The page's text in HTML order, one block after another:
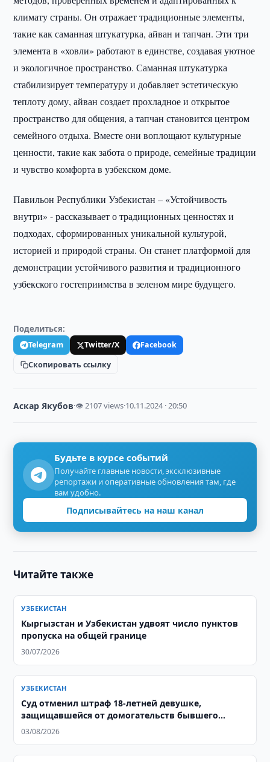
климату страны. Он отражает традиционные элементы,
такие как саманная штукатурка, айван и тапчан. Эти три
элемента в «ховли» работают в единстве, создавая уютное
и экологичное пространство. Саманная штукатурка
стабилизирует температуру и добавляет эстетическую
теплоту дому, айван создает прохладное и открытое
пространство для общения, а тапчан становится центром
семейного отдыха. Вместе они воплощают культурные
ценности, такие как забота о природе, семейные традиции
и чувство комфорта в узбекском доме.
Павильон Республики Узбекистан – «Устойчивость
внутри» - рассказывает о традиционных ценностях и
подходах, сформированных уникальной культурой,
историей и природой страны. Он станет платформой для
демонстрации устойчивого развития и традиционного
узбекского гостеприимства в зеленом мире будущего.
Поделиться:
Telegram Twitter/X
Facebook
Скопировать ссылку
Аскар Якубов·👁 2107 views·10.11.2024 · 20:50
Будьте в курсе событий
Получайте главные новости, эксклюзивные
репортажи и оперативные обновления там, где
вам удобно.
Подписывайтесь на наш канал
Читайте также
УЗБЕКИСТАН
Кыргызстан и Узбекистан удвоят число пунктов
пропуска на общей границе
30/07/2026
УЗБЕКИСТАН
Суд отменил штраф 18-летней девушке,
защищавшейся от домогательств бывшего
тренера
03/08/2026